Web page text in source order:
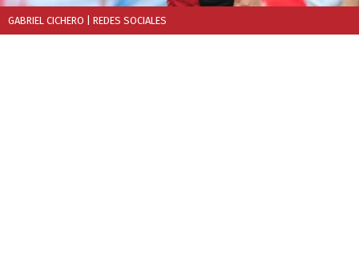
GABRIEL CICHERO | REDES SOCIALES